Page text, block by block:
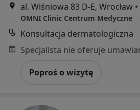
al. Wiśniowa 83 D-E, Wrocław •
OMNI Clinic Centrum Medyczne
Konsultacja dermatologiczna
Poproś o wizytę